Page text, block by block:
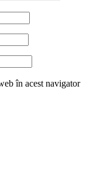
în acest navigator